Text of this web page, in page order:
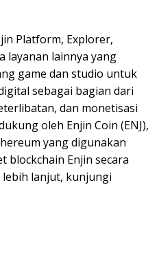
Platform, Explorer,
layanan lainnya yang
game dan studio untuk
sebagai bagian dari
dan monetisasi
oleh Enjin Coin (ENJ),
yang digunakan
blockchain Enjin secara
lanjut, kunjungi